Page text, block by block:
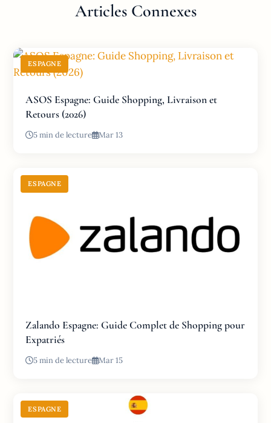
Articles Connexes
ESPAGNE
ASOS Espagne: Guide Shopping, Livraison et
Retours (2026)
5 min de lecture Mar 13
ESPAGNE
Zalando Espagne: Guide Complet de Shopping pour
Expatriés
5 min de lecture Mar 15
ESPAGNE